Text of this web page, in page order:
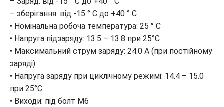
– зберігання: від -15 ° С до +40 ° С
• Номінальна робоча температура: 25 ° С
• Напруга підзаряду: 13.5 – 13.8 при 25°С
• Максимальний струм заряду: 24.0 A (при постійному
заряді)
• Напруга заряду при циклічному режимі: 14.4 – 15.0
при 25°С
• Виходи: під болт М6